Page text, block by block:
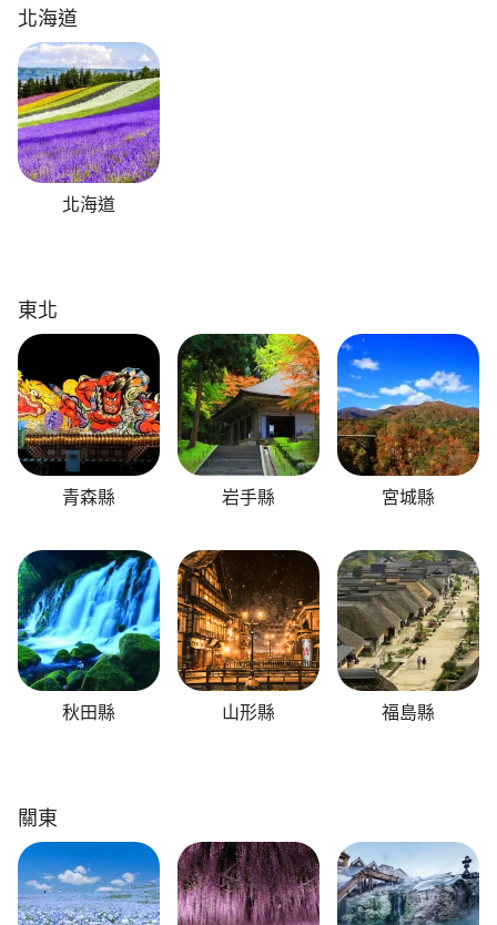
北海道
北海道
東北
青森縣 岩手縣 宮城縣
秋田縣 山形縣 福島縣
關東